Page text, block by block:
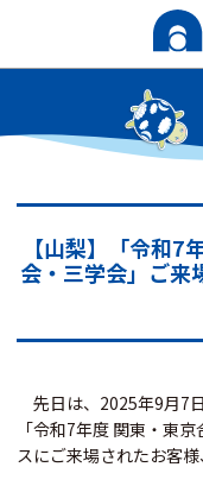
content
【山梨】「令和7
会・三学会」ご来
先日は、2025年9月7
「令和7年度 関東・東京
スにご来場されたお客